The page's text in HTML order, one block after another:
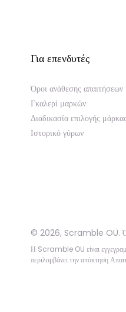
Για επενδυτές
Όροι ανάθεσης απαιτήσεων
Γκαλερί μαρκών
Διαδικασία επιλογής
Ιστορικό γύρων
© 2026, Scramble OÜ.
Η Scramble OU είναι
περιλαμβάνει την απόκτηση